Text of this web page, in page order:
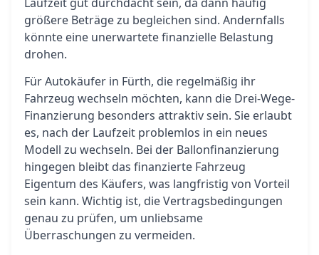
größere Beträge zu begleichen sind. Andernfalls
könnte eine unerwartete finanzielle Belastung
drohen.
Für Autokäufer in Fürth, die regelmäßig ihr
Fahrzeug wechseln möchten, kann die Drei-Wege-
Finanzierung besonders attraktiv sein. Sie erlaubt
es, nach der Laufzeit problemlos in ein neues
Modell zu wechseln. Bei der Ballonfinanzierung
hingegen bleibt das finanzierte Fahrzeug
Eigentum des Käufers, was langfristig von Vorteil
sein kann. Wichtig ist, die Vertragsbedingungen
genau zu prüfen, um unliebsame
Überraschungen zu vermeiden.